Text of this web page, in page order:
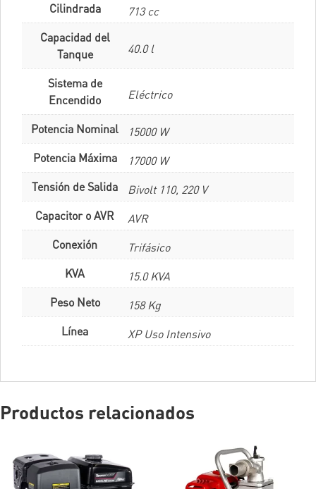
Cilindrada
713 cc
Capacidad del
Tanque
40.0 l
Sistema de
Encendido
Eléctrico
Potencia Nominal
15000 W
Potencia Máxima
17000 W
Tensión de Salida
Bivolt 110, 220 V
Capacitor o AVR
AVR
Conexión
Trifásico
KVA
15.0 KVA
Peso Neto
158 Kg
Línea
XP Uso Intensivo
Productos relacionados